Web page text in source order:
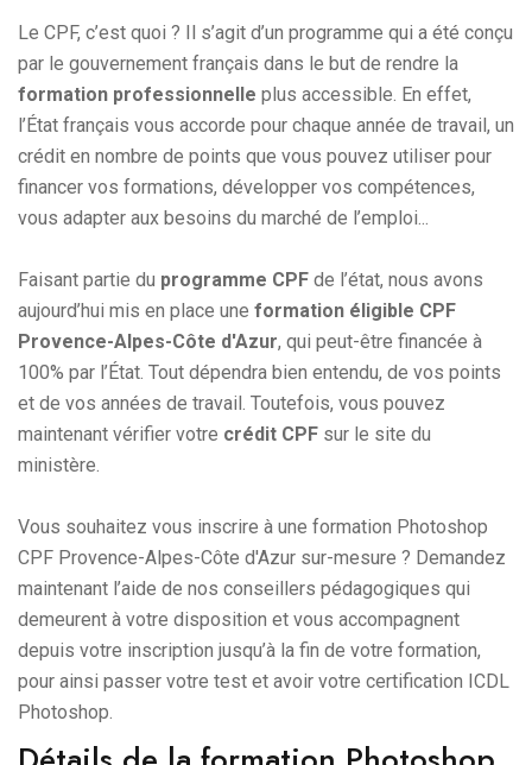
Le CPF, c’est quoi ? Il s’agit d’un programme qui a été conçu
par le gouvernement français dans le but de rendre la
formation professionnelle plus accessible. En effet,
l’État français vous accorde pour chaque année de travail, un
crédit en nombre de points que vous pouvez utiliser pour
financer vos formations, développer vos compétences,
vous adapter aux besoins du marché de l’emploi...
Faisant partie du programme CPF de l’état, nous avons
aujourd’hui mis en place une formation éligible CPF
Provence-Alpes-Côte d'Azur, qui peut-être financée à
100% par l’État. Tout dépendra bien entendu, de vos points
et de vos années de travail. Toutefois, vous pouvez
maintenant vérifier votre crédit CPF sur le site du
ministère.
Vous souhaitez vous inscrire à une formation Photoshop
CPF Provence-Alpes-Côte d'Azur sur-mesure ? Demandez
maintenant l’aide de nos conseillers pédagogiques qui
demeurent à votre disposition et vous accompagnent
depuis votre inscription jusqu’à la fin de votre formation,
pour ainsi passer votre test et avoir votre certification ICDL
Photoshop.